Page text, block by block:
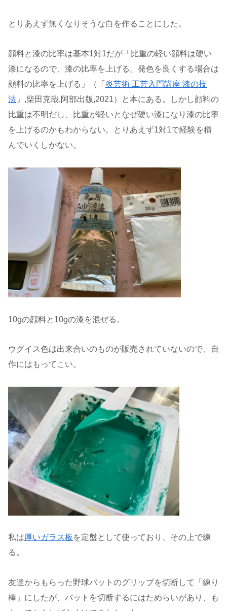
とりあえず無くなりそうな白を作ることにした。
顔料と漆の比率は基本1対1だが「比重の軽い顔料は硬い
漆になるので、漆の比率を上げる。発色を良くする場合は
顔料の比率を上げる」（「 炎芸術 工芸入門講座 漆の技
法 」,柴田克哉,阿部出版,2021）と本にある。しかし顔料の
比重は不明だし、比重が軽いとなぜ硬い漆になり漆の比率
を上げるのかもわからない。とりあえず1対1で経験を積
んでいくしかない。
10gの顔料と10gの漆を混ぜる。
ウグイス色は出来合いのものが販売されていないので、自
作にはもってこい。
私は厚いガラス板 を定盤として使っており、その上で練
る。
友達からもらった野球バットのグリップを切断して「練り
棒」にしたが、バットを切断するにはためらいがあり、も